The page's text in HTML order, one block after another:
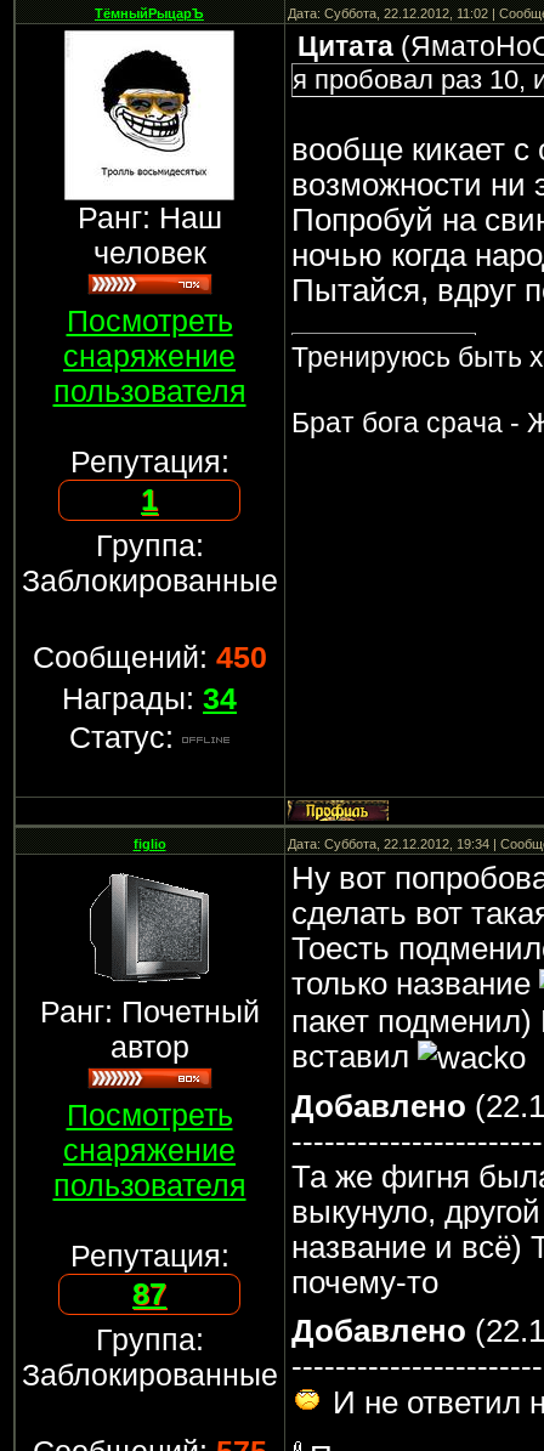
ТёмныйРыцарЪ Дата: Суббота, 22.12.2012, 11:02 |
Ранг: Наш
человек
Посмотреть
снаряжение
пользователя
Репутация:
1
Группа:
Заблокированные
Сообщений: 450
Награды: 34
Статус:
Цитата(
я пробовал раз 10,
вообще кикает с
возможности ни
Попробуй на
ночью когда
Пытайся, вдруг
Тренируюсь быть
Брат бога срача -
figlio Дата: Суббота, 22.12.2012, 19:34 |
Ранг: Почетный
автор
Посмотреть
снаряжение
пользователя
Репутация:
87
Группа:
Заблокированные
Ну вот
сделать вот
Тоесть
только название
пакет
вставил
Добавлено
Та же фигня
выкунуло,
название и всё)
почему-то
Добавлено
И не ответил